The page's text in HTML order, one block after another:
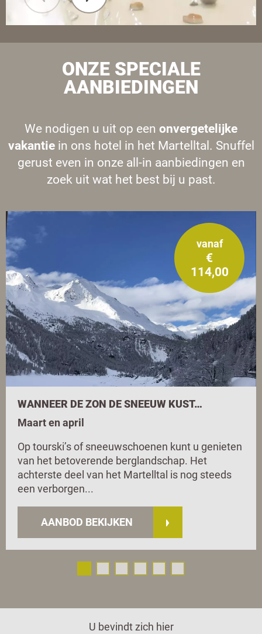
ONZE SPECIALE
AANBIEDINGEN
We nodigen u uit op een onvergetelijke
vakantiein ons hotel in het Martelltal. Snuffel
gerust even in onze all-in aanbiedingen en
zoek uit wat het best bij u past.
vanaf
€
114,00
WANNEER DE ZON DE SNEEUW KUST…
Maart en april
Op tourski’s of sneeuwschoenen kunt u genieten
van het betoverende berglandschap. Het
achterste deel van het Martelltal is nog steeds
een verborgen...
AANBOD BEKIJKEN
U bevindt zich hier